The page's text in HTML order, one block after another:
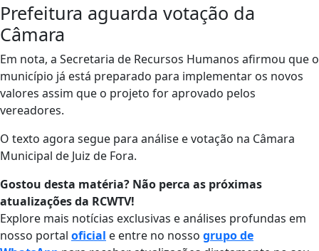
Prefeitura aguarda votação da
Câmara
Em nota, a Secretaria de Recursos Humanos afirmou que o
município já está preparado para implementar os novos
valores assim que o projeto for aprovado pelos
vereadores.
O texto agora segue para análise e votação na Câmara
Municipal de Juiz de Fora.
Gostou desta matéria? Não perca as próximas
atualizações da RCWTV!
Explore mais notícias exclusivas e análises profundas em
nosso portal oficial e entre no nosso grupo de